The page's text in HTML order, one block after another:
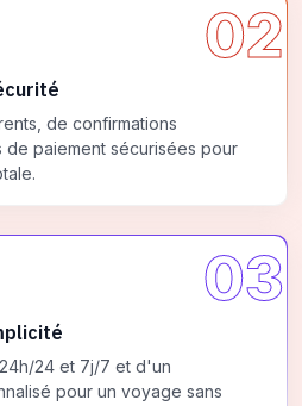
02
de confirmations
paiement sécurisées pour
03
24 et 7j/7 et d'un
pour un voyage sans